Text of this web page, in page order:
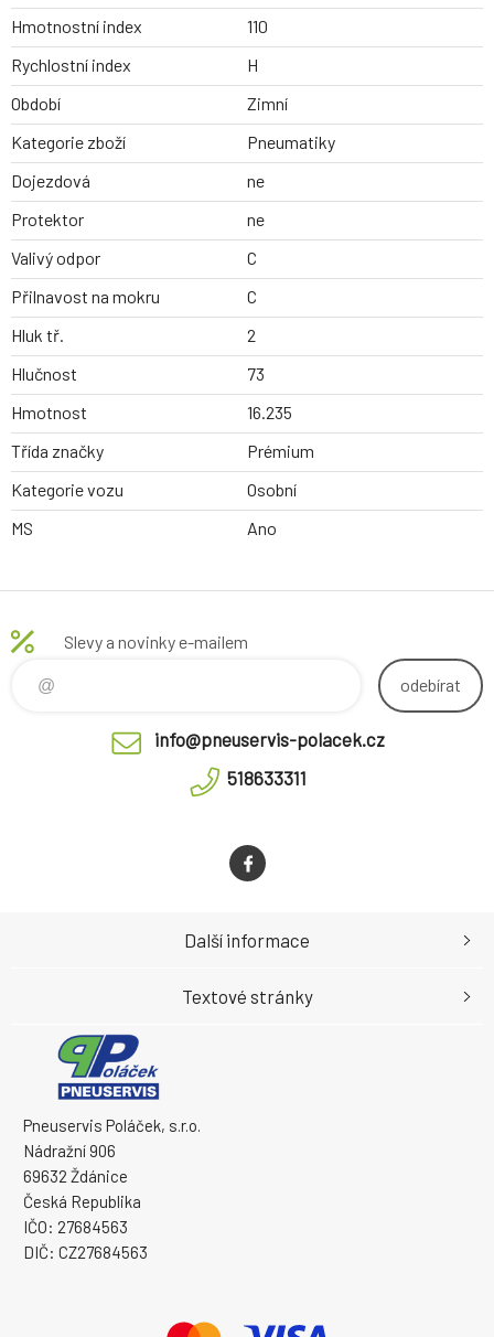
Hmotnostní index
110
Rychlostní index
H
Období
Zimní
Kategorie zboží
Pneumatiky
Dojezdová
ne
Protektor
ne
Valivý odpor
C
Přilnavost na mokru
C
Hluk tř.
2
Hlučnost
73
Hmotnost
16.235
Třída značky
Prémium
Kategorie vozu
Osobní
MS
Ano
Slevy a novinky e-mailem
odebírat
info@pneuservis-polacek.cz
518633311
Pneuservis Poláček, s.r.o.
Nádražní 906
69632 Ždánice
Česká Republika
IČO: 27684563
DIČ: CZ27684563
Další informace
Textové stránky